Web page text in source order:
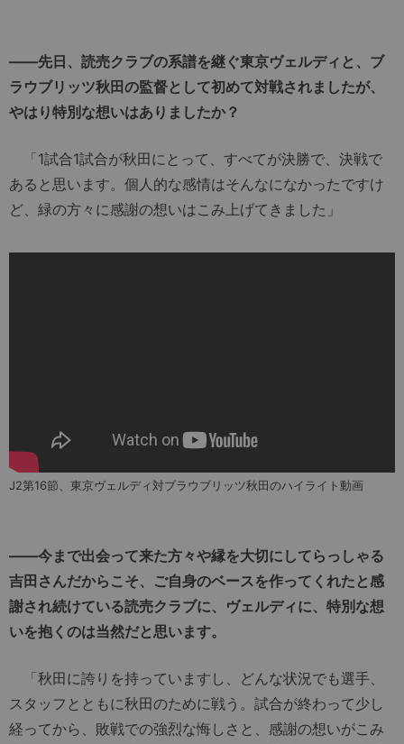
――先日、読売クラブの系譜を継ぐ東京ヴェルディと、ブ
ラウブリッツ秋田の監督として初めて対戦されましたが、
やはり特別な想いはありましたか？
「1試合1試合が秋田にとって、すべてが決勝で、決戦で
あると思います。個人的な感情はそんなになかったですけ
ど、緑の方々に感謝の想いはこみ上げてきました」
J2第16節、東京ヴェルディ対ブラウブリッツ秋田のハイライト動画
――今まで出会って来た方々や縁を大切にしてらっしゃる
吉田さんだからこそ、ご自身のベースを作ってくれたと感
謝され続けている読売クラブに、ヴェルディに、特別な想
いを抱くのは当然だと思います。
「秋田に誇りを持っていますし、どんな状況でも選手、
スタッフとともに秋田のために戦う。試合が終わって少し
経ってから、敗戦での強烈な悔しさと、感謝の想いがこみ